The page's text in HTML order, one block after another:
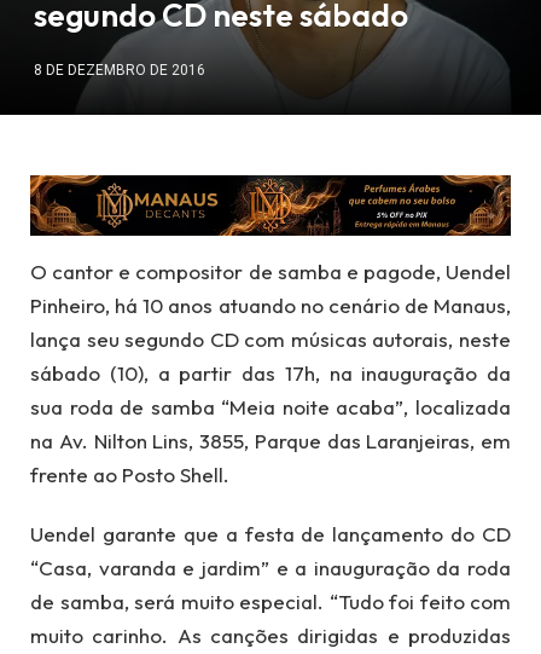
segundo CD neste sábado
8 DE DEZEMBRO DE 2016
O cantor e compositor de samba e pagode, Uendel
Pinheiro, há 10 anos atuando no cenário de Manaus,
lança seu segundo CD com músicas autorais, neste
sábado (10), a partir das 17h, na inauguração da
sua roda de samba “Meia noite acaba”, localizada
na Av. Nilton Lins, 3855, Parque das Laranjeiras, em
frente ao Posto Shell.
Uendel garante que a festa de lançamento do CD
“Casa, varanda e jardim” e a inauguração da roda
de samba, será muito especial. “Tudo foi feito com
muito carinho. As canções dirigidas e produzidas